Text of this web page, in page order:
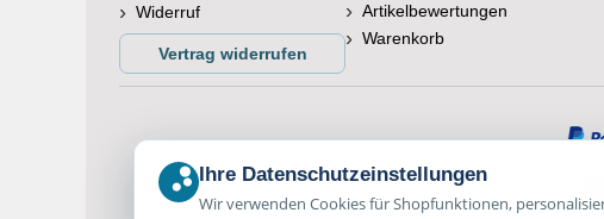
Widerruf
Vertrag widerrufen
Artikelbewertungen
Warenkorb
©
Ihre Datenschutzeinstellungen
Wir verwenden Cookies für Shopfunktionen,